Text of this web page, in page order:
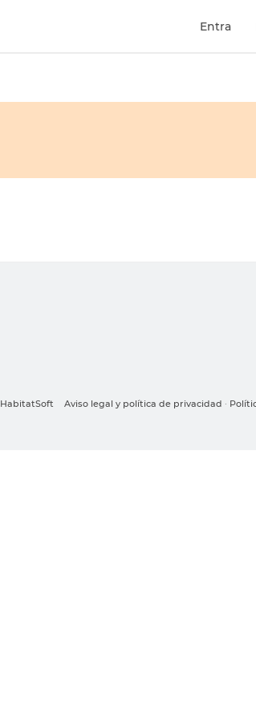
Entra
HabitatSoft Aviso legal y política de privacidad ·